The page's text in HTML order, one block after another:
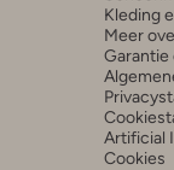
Kleding
Meer
Garantie
Artificial
Cookies